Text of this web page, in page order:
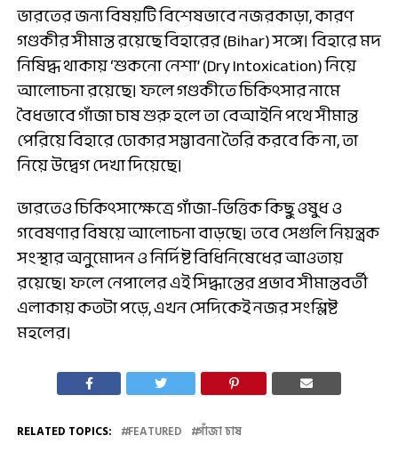
ভারতের জন্য বিষয়টি বিশেষভাবে নজরকাড়া, কারণ
গণ্ডকীর সীমান্ত রয়েছে বিহারের (Bihar) সঙ্গে। বিহারে মদ
নিষিদ্ধ থাকায় ‘শুকনো নেশা’ (Dry Intoxication) নিয়ে
আলোচনা রয়েছে। ফলে গণ্ডকীতে চিকিৎসার নামে
বৈধভাবে গাঁজা চাষ শুরু হলে তা বেআইনি পথে সীমান্ত
পেরিয়ে বিহারে ঢোকার সম্ভাবনা তৈরি করবে কি না, তা
নিয়ে উদ্বেগ দেখা দিয়েছে।
ভারতেও চিকিৎসাক্ষেত্রে গাঁজা-ভিত্তিক কিছু ওষুধ ও
গবেষণার বিষয়ে আলোচনা বাড়ছে। তবে সেগুলি নিয়ন্ত্রক
সংস্থার অনুমোদন ও নির্দিষ্ট বিধিনিষেধের আওতায়
রয়েছে। ফলে নেপালের এই সিদ্ধান্তের প্রভাব সীমান্তবর্তী
এলাকায় কতটা পড়ে, এখন সেদিকেই নজর সংশ্লিষ্ট
মহলের।
RELATED TOPICS: FEATURED গাঁজা চাষ